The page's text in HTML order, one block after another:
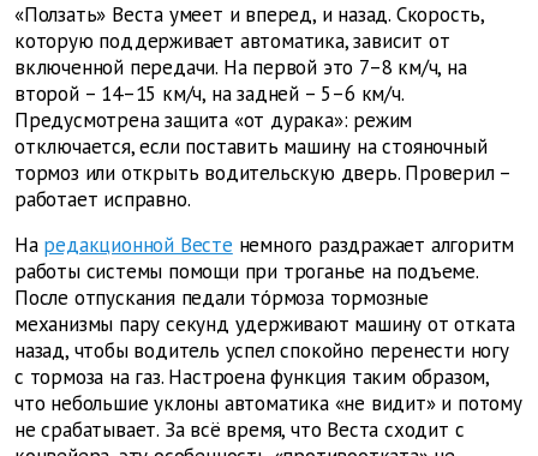
«Ползать» Веста умеет и вперед, и назад. Скорость,
которую поддерживает автоматика, зависит от
включенной передачи. На первой это 7–8 км/ч, на
второй – 14–15 км/ч, на задней – 5–6 км/ч.
Предусмотрена защита «от дурака»: режим
отключается, если поставить машину на стояночный
тормоз или открыть водительскую дверь. Проверил –
работает исправно.
На редакционной Весте немного раздражает алгоритм
работы системы помощи при троганье на подъеме.
После отпускания педали тóрмоза тормозные
механизмы пару секунд удерживают машину от отката
назад, чтобы водитель успел спокойно перенести ногу
с тормоза на газ. Настроена функция таким образом,
что небольшие уклоны автоматика «не видит» и потому
не срабатывает. За всё время, что Веста сходит с